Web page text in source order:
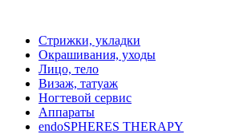
Стрижки, укладки
Окрашивания, уходы
Лицо, тело
Визаж, татуаж
Ногтевой сервис
Аппараты
endoSPHERES THERAPY